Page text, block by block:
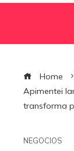
Home
Apimentei
transforma
NEGOCIOS